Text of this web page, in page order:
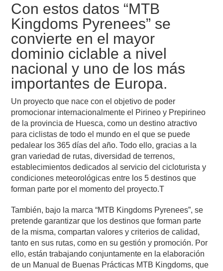
Con estos datos “MTB
Kingdoms Pyrenees” se
convierte en el mayor
dominio ciclable a nivel
nacional y uno de los más
importantes de Europa.
Un proyecto que nace con el objetivo de poder
promocionar internacionalmente el Pirineo y Prepirineo
de la provincia de Huesca, como un destino atractivo
para ciclistas de todo el mundo en el que se puede
pedalear los 365 días del año. Todo ello, gracias a la
gran variedad de rutas, diversidad de terrenos,
establecimientos dedicados al servicio del cicloturista y
condiciones meteorológicas entre los 5 destinos que
forman parte por el momento del proyecto.T
También, bajo la marca “MTB Kingdoms Pyrenees”, se
pretende garantizar que los destinos que forman parte
de la misma, compartan valores y criterios de calidad,
tanto en sus rutas, como en su gestión y promoción. Por
ello, están trabajando conjuntamente en la elaboración
de un Manual de Buenas Prácticas MTB Kingdoms, que